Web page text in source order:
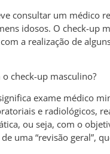
consultar um médico
idosos. O check-up
a realização de
check-up masculino?
exame médico
e radiológicos,
ou seja, com o
uma “revisão geral”,